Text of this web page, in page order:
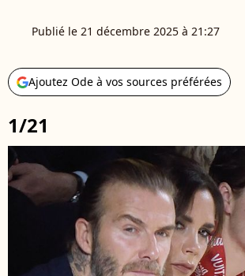
Publié le 21 décembre 2025 à 21:27
Ajoutez Ode à vos sources préférées
1/21